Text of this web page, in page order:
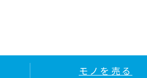
モノを売る